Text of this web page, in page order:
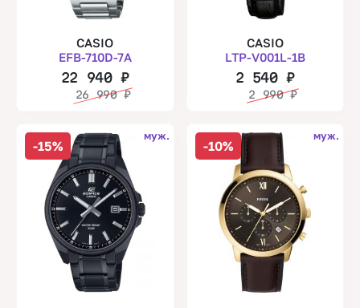
CASIO
EFB-710D-7A
22 940₽
26 990₽
CASIO
LTP-V001L-1B
2 540₽
2 990₽
-15%
муж.
-10%
муж.